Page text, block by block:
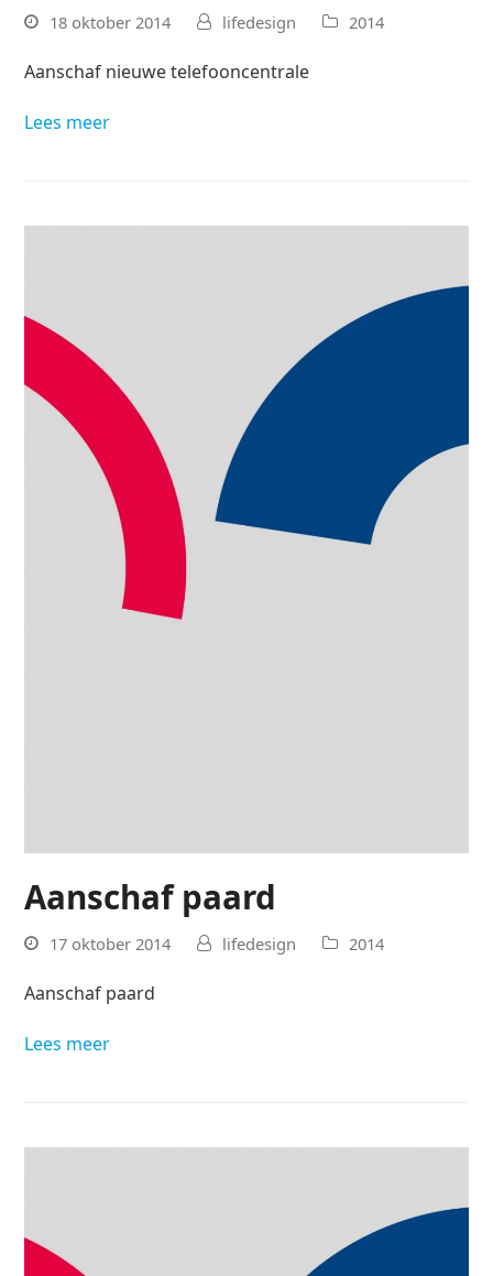
18 oktober 2014 lifedesign 2014
Aanschaf nieuwe telefooncentrale
Lees meer
Aanschaf paard
17 oktober 2014 lifedesign 2014
Aanschaf paard
Lees meer